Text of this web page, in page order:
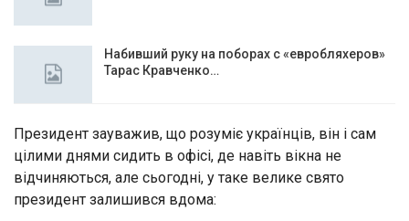
Набивший руку на поборах с «евробляхеров»
Тарас Кравченко…
Президент зауважив, що розуміє українців, він і сам
цілими днями сидить в офісі, де навіть вікна не
відчиняються, але сьогодні, у таке велике свято
президент залишився вдома: